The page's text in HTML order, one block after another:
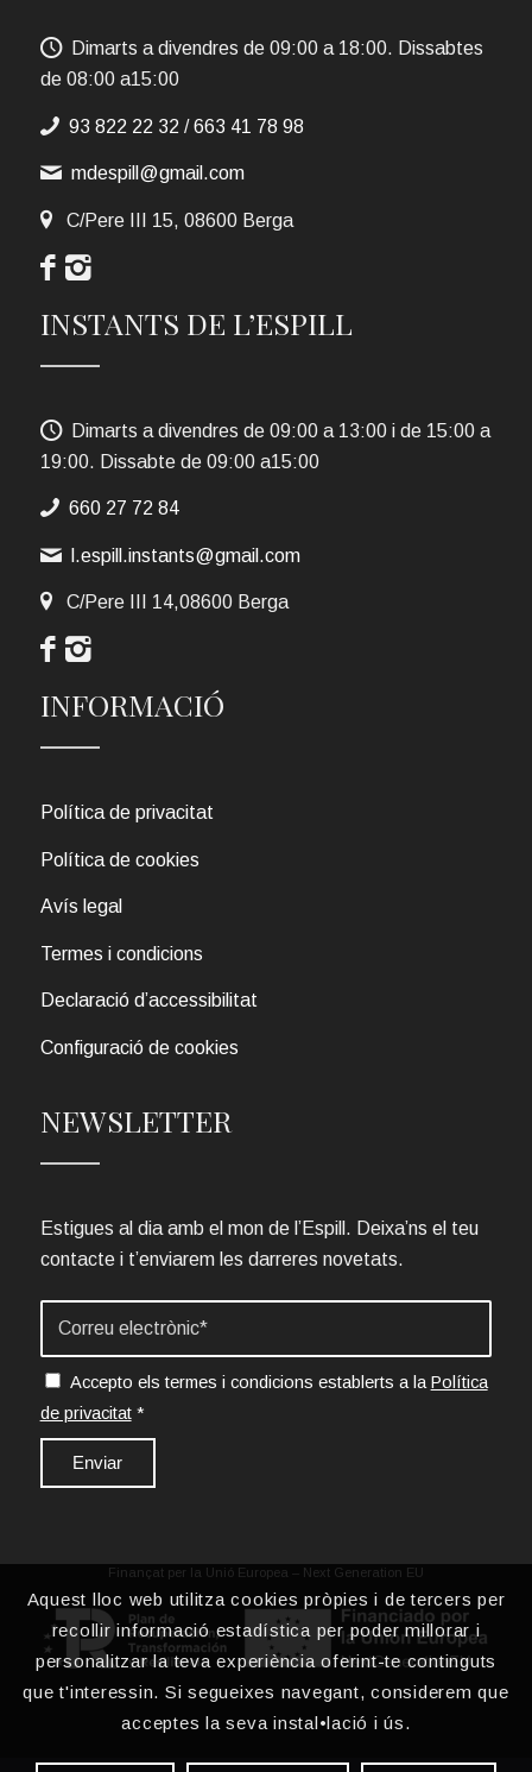
Dimarts a divendres de 09:00 a 18:00. Dissabtes
de 08:00 a15:00
93 822 22 32 /663 41 78 98
mdespill@gmail.com
C/Pere III 15, 08600 Berga
INSTANTS DE L’ESPILL
Dimarts a divendres de 09:00 a 13:00 i de 15:00 a
19:00. Dissabte de 09:00 a15:00
660 27 72 84
l.espill.instants@gmail.com
C/Pere III 14,08600 Berga
INFORMACIÓ
Política de privacitat
Política de cookies
Avís legal
Termes i condicions
Declaració d’accessibilitat
Configuració de cookies
NEWSLETTER
Estigues al dia amb el mon de l’Espill. Deixa’ns el teu
contacte i t’enviarem les darreres novetats.
Accepto els termes i condicions establerts a la Política
de privacitat *
Finançat per la Unió Europea – Next Generation EU
Aquest lloc web utilitza cookies pròpies i de tercers per
recollir informació estadística per poder millorar i
personalitzar la teva experiència oferint-te continguts
que t'interessin. Si segueixes navegant, considerem que
acceptes la seva instal•lació i ús.